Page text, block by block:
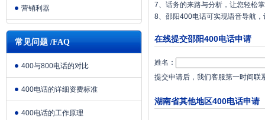
营销利器
常见问题 /FAQ
400与800电话的对比
400电话的详细资费标准
400电话的工作原理
7、话务的来路与分析，让您轻松
8、邵阳400电话可实现语音导航
在线提交邵阳400电话申请
姓名：
提交申请后，我们客服第一时间联
湖南省其他地区400电话申请